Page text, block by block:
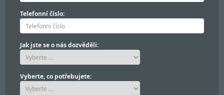
Telefonní číslo:
Jak jste se o nás dozvěděli:
Vyberte, co potřebujete: